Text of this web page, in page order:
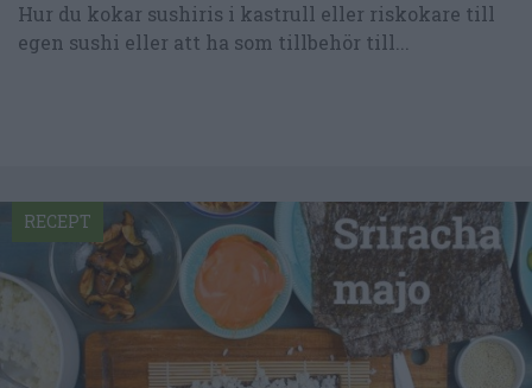
Hur du kokar sushiris i kastrull eller riskokare till
egen sushi eller att ha som tillbehör till...
RECEPT